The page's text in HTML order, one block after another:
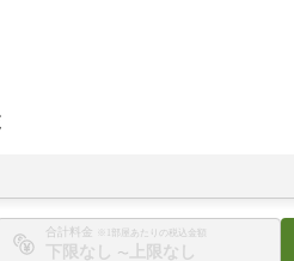
合計料金 ※1部屋あたりの税込金額
〜